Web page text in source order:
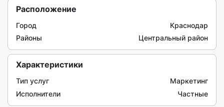
Расположение
Город
Краснодар
Районы
Центральный район
Характеристики
Тип услуг
Маркетинг
Исполнители
Частные